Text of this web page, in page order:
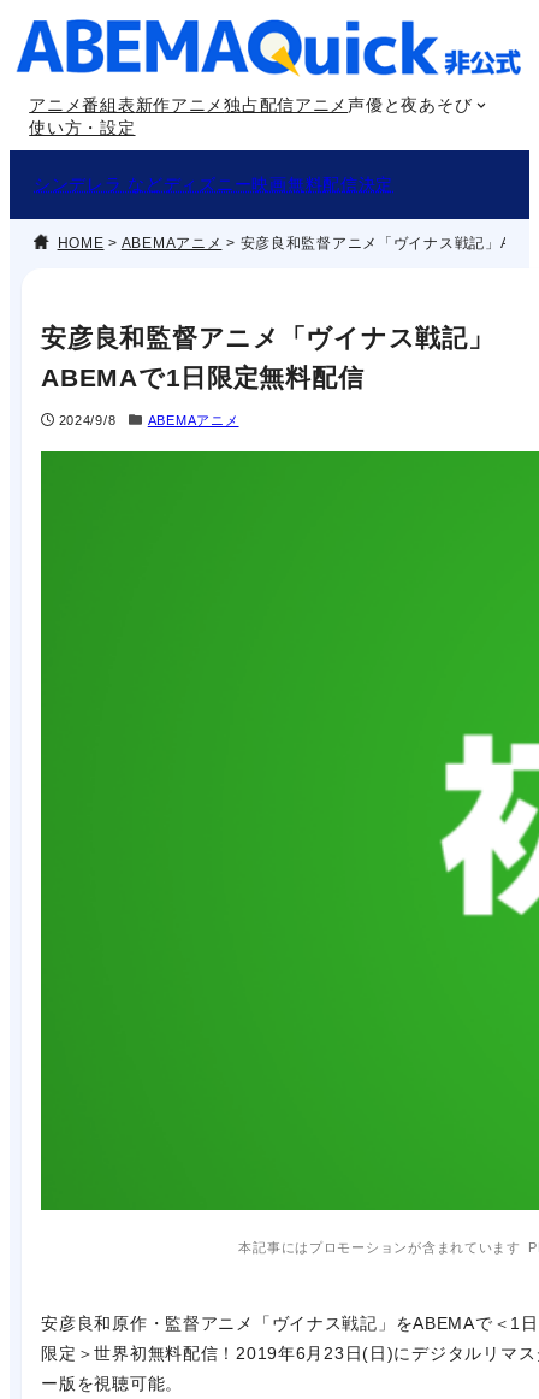
容
アニメ番組表新作アニメ独占配信アニメ声優と夜あそび
使い方・設定
シンデレラ などディズニー映画無料配信決定
HOME > ABEMAアニメ > 安彦良和監督アニメ「ヴイナス戦記」
安彦良和監督アニメ「ヴイナス戦記」
ABEMAで1日限定無料配信
2024/9/8 ABEMAアニメ
本記事にはプロモーションが含まれています
安彦良和原作・監督アニメ「ヴイナス戦記」をABEMAで＜1日
限定＞世界初無料配信！2019年6月23日(日)にデジタルリマス
ー版を視聴可能。